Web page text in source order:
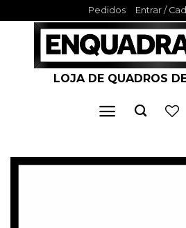
to
Pedidos Entrar /
LOJA DE QUADROS